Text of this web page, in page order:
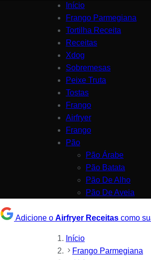
Início
Frango Parmegiana
Tortilha Receita
Receitas
Xdog
Sobremesas
Peixe Truta
Tostas
Frango
Airfryer
Frango
Pão
Pão Árabe
Pão Batata
Pão De Alho
Pão De Aveia
Adicione o Airfryer Receitas como
Início
Frango Parmegiana